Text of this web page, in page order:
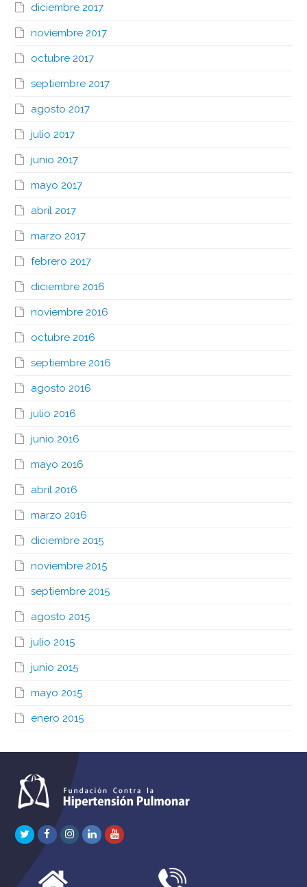
diciembre 2017
noviembre 2017
octubre 2017
septiembre 2017
agosto 2017
julio 2017
junio 2017
mayo 2017
abril 2017
marzo 2017
febrero 2017
diciembre 2016
noviembre 2016
octubre 2016
septiembre 2016
agosto 2016
julio 2016
junio 2016
mayo 2016
abril 2016
marzo 2016
diciembre 2015
noviembre 2015
septiembre 2015
agosto 2015
julio 2015
junio 2015
mayo 2015
enero 2015
TwitterFacebook
Instagram
LinkedInYoutube